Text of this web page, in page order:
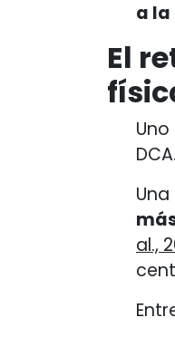
a
El
DCA.
al.,